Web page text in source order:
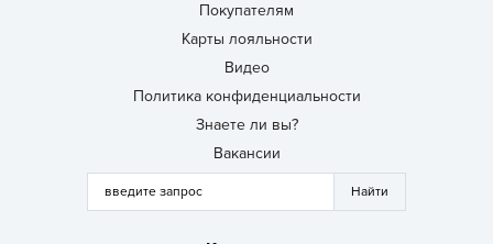
Покупателям
Карты лояльности
Видео
Политика конфиденциальности
Знаете ли вы?
Вакансии